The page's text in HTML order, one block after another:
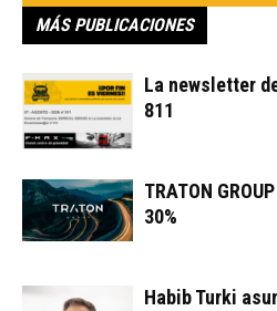
MÁS PUBLICACIONES
La newsletter
811
TRATON
30%
Habib Turki